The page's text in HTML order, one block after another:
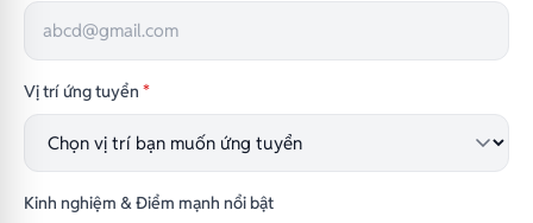
Vị trí ứng tuyển *
Kinh nghiệm & Điểm mạnh nổi bật